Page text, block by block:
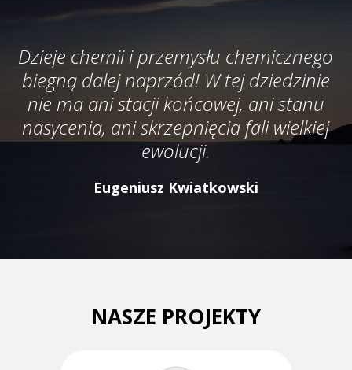
Dzieje chemii i przemysłu chemicznego
biegną dalej naprzód! W tej dziedzinie
nie ma ani stacji końcowej, ani stanu
nasycenia, ani skrzepnięcia fali wielkiej
ewolucji.
Eugeniusz Kwiatkowski
NASZE PROJEKTY